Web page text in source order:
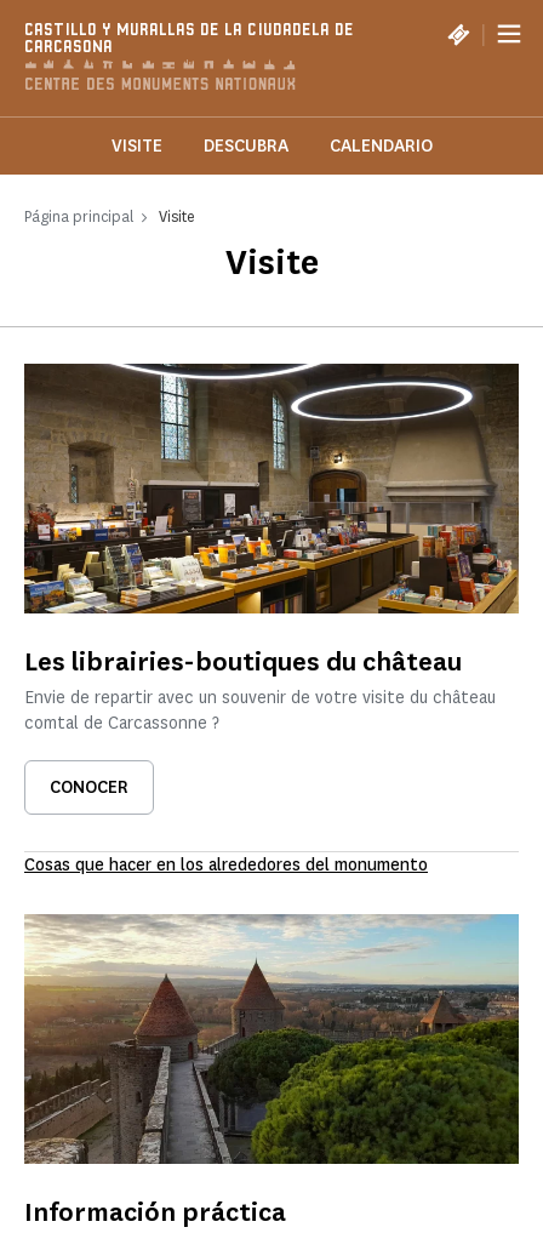
CASTILLO Y MURALLAS DE LA CIUDADELA DE
CARCASONA
|
VISITE DESCUBRA CALENDARIO
Página principal Visite
Visite
Les librairies-boutiques du château
Envie de repartir avec un souvenir de votre visite du château
comtal de Carcassonne ?
CONOCER
Cosas que hacer en los alrededores del monumento
Información práctica